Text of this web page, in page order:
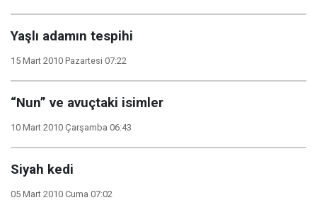
Yaşlı adamın tespihi
15 Mart 2010 Pazartesi 07:22
“Nun” ve avuçtaki isimler
10 Mart 2010 Çarşamba 06:43
Siyah kedi
05 Mart 2010 Cuma 07:02